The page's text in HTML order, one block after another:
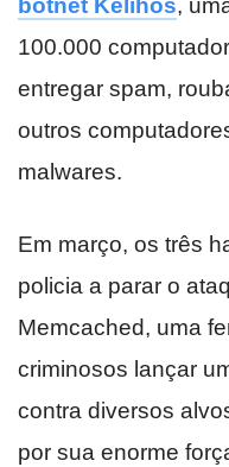
100.000
entregar spam,
outros
malwares.
Em março, os três
policia a parar o
Memcached, uma
criminosos lançar
contra diversos
por sua enorme